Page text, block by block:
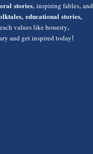
stories, inspiring fables, and
educational stories,
values like honesty,
and get inspired today!